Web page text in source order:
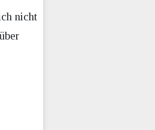
nicht